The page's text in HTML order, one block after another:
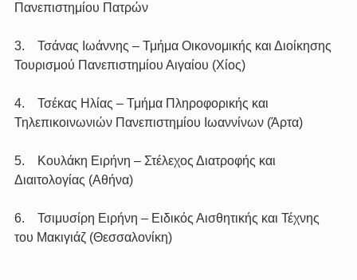
Πανεπιστημίου Πατρών
3.    Τσάνας Ιωάννης – Τμήμα Οικονομικής και Διοίκησης
Τουρισμού Πανεπιστημίου Αιγαίου (Χίος)
4.    Τσέκας Ηλίας – Τμήμα Πληροφορικής και
Τηλεπικοινωνιών Πανεπιστημίου Ιωαννίνων (Άρτα)
5.    Κουλάκη Ειρήνη – Στέλεχος Διατροφής και
Διαιτολογίας (Αθήνα)
6.    Τσιμυσίρη Ειρήνη – Ειδικός Αισθητικής και Τέχνης
του Μακιγιάζ (Θεσσαλονίκη)